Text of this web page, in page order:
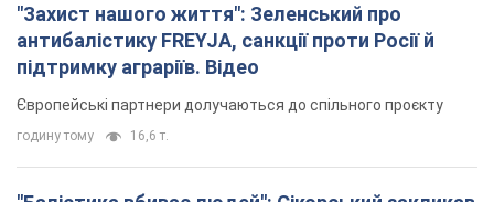
"Захист нашого життя": Зеленський про
антибалістику FREYJA, санкції проти Росії й
підтримку аграріїв. Відео
Європейські партнери долучаються до спільного проєкту
годину тому 16,6 т.